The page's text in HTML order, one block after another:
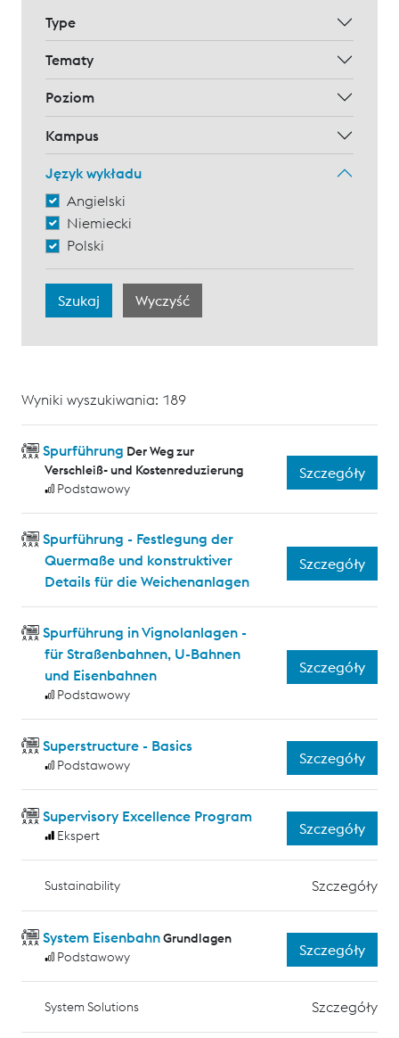
Type
Tematy
Poziom
Kampus
Język wykładu
Angielski
Niemiecki
Polski
Wyniki wyszukiwania: 189
Spurführung Der Weg zur
Verschleiß- und Kostenreduzierung
Podstawowy
Szczegóły
Spurführung - Festlegung der
Quermaße und konstruktiver
Details für die Weichenanlagen
Szczegóły
Spurführung in Vignolanlagen -
für Straßenbahnen, U-Bahnen
und Eisenbahnen
Podstawowy
Szczegóły
Superstructure - Basics
Podstawowy Szczegóły
Supervisory Excellence Program
Ekspert Szczegóły
Sustainability Szczegóły
System EisenbahnGrundlagen
Podstawowy
Szczegóły
System Solutions Szczegóły